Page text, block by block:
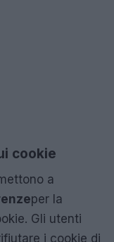
cookie
a
per la
Gli utenti
i cookie di